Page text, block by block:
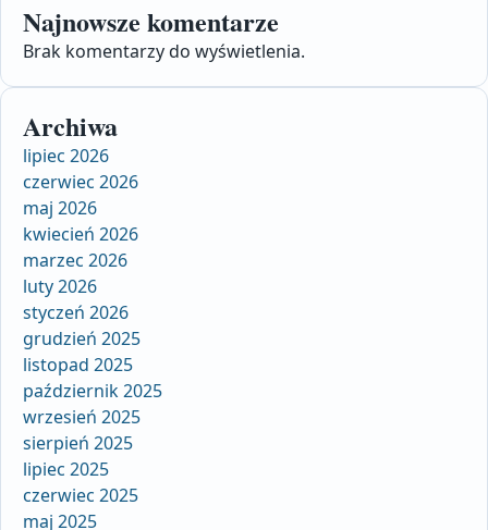
Najnowsze komentarze
Brak komentarzy do wyświetlenia.
Archiwa
lipiec 2026
czerwiec 2026
maj 2026
kwiecień 2026
marzec 2026
luty 2026
styczeń 2026
grudzień 2025
listopad 2025
październik 2025
wrzesień 2025
sierpień 2025
lipiec 2025
czerwiec 2025
maj 2025